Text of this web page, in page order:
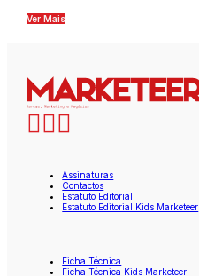
Ver Mais
Assinaturas
Contactos
Estatuto Editorial
Estatuto Editorial Kids Marketeer
Ficha Técnica
Ficha Técnica Kids Marketeer